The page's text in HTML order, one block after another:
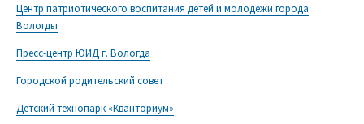
Центр патриотического воспитания детей и молодежи города
Вологды
Пресс-центр ЮИД г. Вологда
Городской родительский совет
Детский технопарк «Кванториум»